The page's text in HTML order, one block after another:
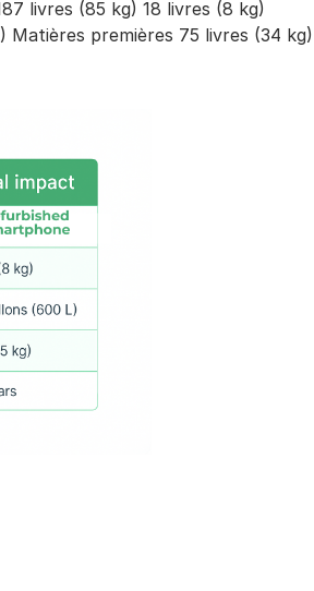
livres (85 kg) 18 livres (8 kg)
Matières premières 75 livres (34 kg)